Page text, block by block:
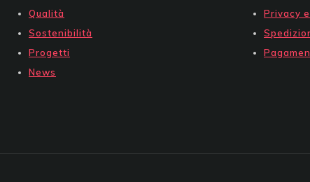
Qualità
Sostenibilità
Progetti
News
Privacy